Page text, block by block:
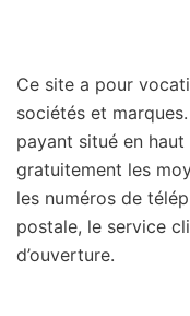
Ce site a pour
sociétés et
payant situé en
gratuitement les
les numéros de
postale, le service
d’ouverture.